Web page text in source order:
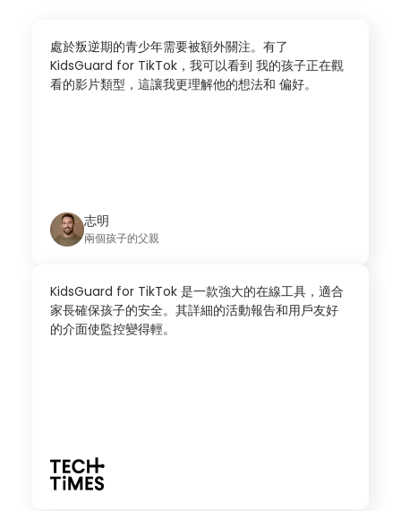
處於叛逆期的青少年需要被額外關注。有了
KidsGuard for TikTok，我可以看到 我的孩子正在觀
看的影片類型，這讓我更理解他的想法和 偏好。
志明
兩個孩子的父親
KidsGuard for TikTok 是一款強大的在線工具，適合
家長確保孩子的安全。其詳細的活動報告和用戶友好
的介面使監控變得輕。